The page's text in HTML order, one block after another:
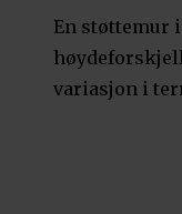
En støttemur
variasjon i